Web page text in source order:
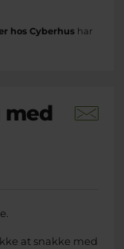
hos Cyberhushar
med
at snakke med